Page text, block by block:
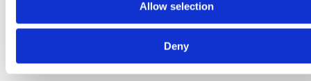
Allow selection
Deny